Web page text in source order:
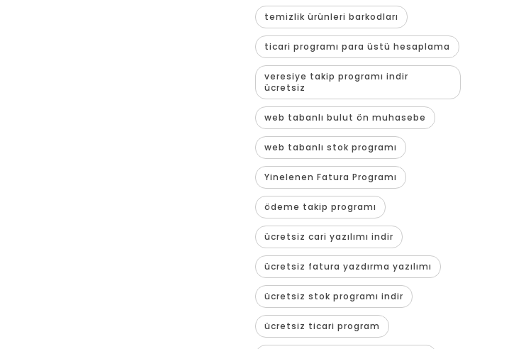
temizlik ürünleri barkodları
ticari programı para üstü hesaplama
veresiye takip programı indir
ücretsiz
web tabanlı bulut ön muhasebe
web tabanlı stok programı
Yinelenen Fatura Programı
ödeme takip programı
ücretsiz cari yazılımı indir
ücretsiz fatura yazdırma yazılımı
ücretsiz stok programı indir
ücretsiz ticari program